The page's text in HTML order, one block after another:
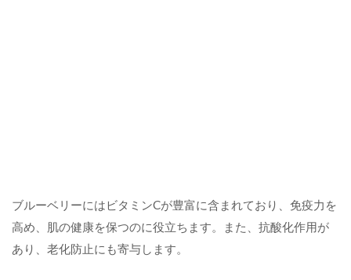
ブルーベリーにはビタミンCが豊富に含まれており、免疫力を
高め、肌の健康を保つのに役立ちます。また、抗酸化作用が
あり、老化防止にも寄与します。